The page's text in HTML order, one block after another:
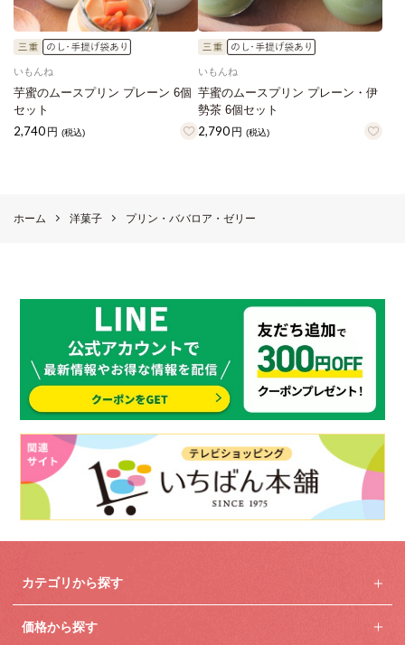
いもんね
芋蜜のムースプリン プレーン 6個
セット
2,740 円 (税込)
いもんね
芋蜜のムースプリン プレーン・伊
勢茶 6個セット
2,790 円 (税込)
ホーム 洋菓子 プリン・ババロア・ゼリー
カテゴリから探す
価格から探す